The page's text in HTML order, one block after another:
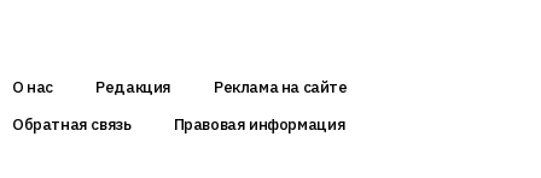
О нас Редакция
Реклама на сайте
Обратная связь
Правовая информация